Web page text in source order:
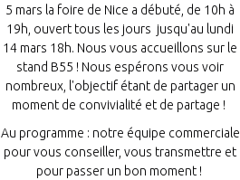
5 mars la foire de Nice a débuté, de 10h à
19h, ouvert tous les jours jusqu'au lundi
14 mars 18h. Nous vous accueillons sur le
stand B55 ! Nous espérons vous voir
nombreux, l'objectif étant de partager un
moment de convivialité et de partage !
Au programme : notre équipe commerciale
pour vous conseiller, vous transmettre et
pour passer un bon moment !